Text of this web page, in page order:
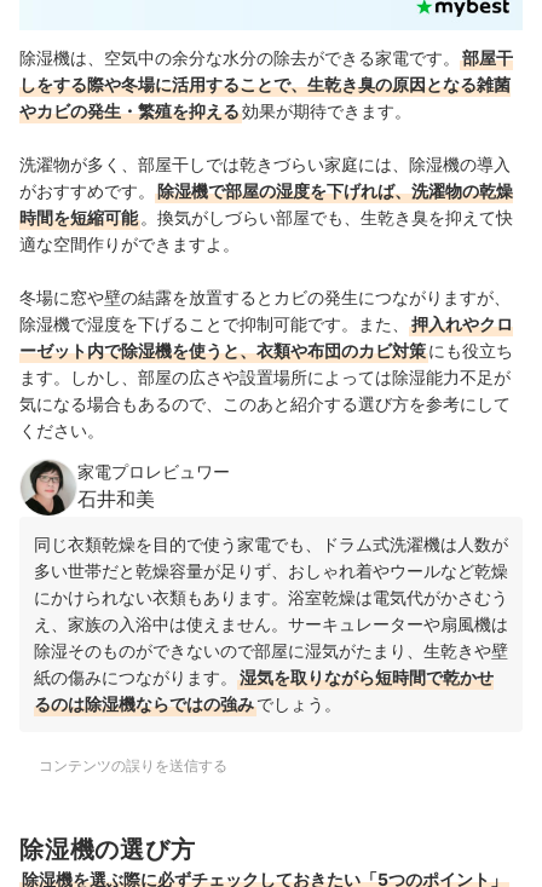
除湿機は、空気中の余分な水分の除去ができる家電です。
部屋干
しをする際や冬場に活用することで、生乾き臭の原因となる雑菌
やカビの発生・繁殖を抑える効果が期待できます。
洗濯物が多く、部屋干しでは乾きづらい家庭には、除湿機の導入
がおすすめです。
除湿機で部屋の湿度を下げれば、洗濯物の乾燥
時間を短縮可能 。換気がしづらい部屋でも、生乾き臭を抑えて快
適な空間作りができますよ。
冬場に窓や壁の結露を放置するとカビの発生につながりますが、
除湿機で湿度を下げることで抑制可能です。また、
押入れやクロ
ーゼット内で除湿機を使うと、衣類や布団のカビ対策にも役立ち
ます。しかし、部屋の広さや設置場所によっては除湿能力不足が
気になる場合もあるので、このあと紹介する選び方を参考にして
ください。
家電プロレビュワー
石井和美
同じ衣類乾燥を目的で使う家電でも、ドラム式洗濯機は人数が
多い世帯だと乾燥容量が足りず、おしゃれ着やウールなど乾燥
にかけられない衣類もあります。浴室乾燥は電気代がかさむう
え、家族の入浴中は使えません。サーキュレーターや扇風機は
除湿そのものができないので部屋に湿気がたまり、生乾きや壁
紙の傷みにつながります。
湿気を取りながら短時間で乾かせ
るのは除湿機ならではの強みでしょう。
コンテンツの誤りを送信する
除湿機の選び方
除湿機を選ぶ際に必ずチェックしておきたい「5つのポイント」